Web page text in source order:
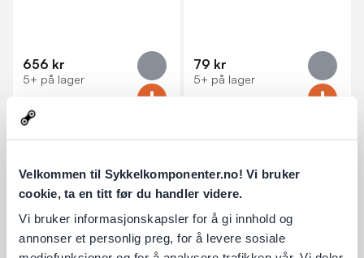
Velkommen til Sykkelkomponenter.no! Vi bruker
cookie, ta en titt før du handler videre.
Vi bruker informasjonskapsler for å gi innhold og
annonser et personlig preg, for å levere sosiale
656 kr
5+ på lager
79 kr
5+ på lager